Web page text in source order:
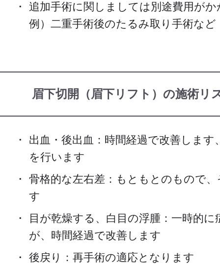
追加手術に関しましては別途費用が
例）二重手術後のたるみ取り手術など
眉下切開（眉下リフト）の施術リ
出血・後出血：時間経過で改善します
を行います
骨格的な左右差：もともとのもので
す
目が乾燥する、白目の浮腫：一時的に
が、時間経過で改善します
後戻り：再手術の適応となります